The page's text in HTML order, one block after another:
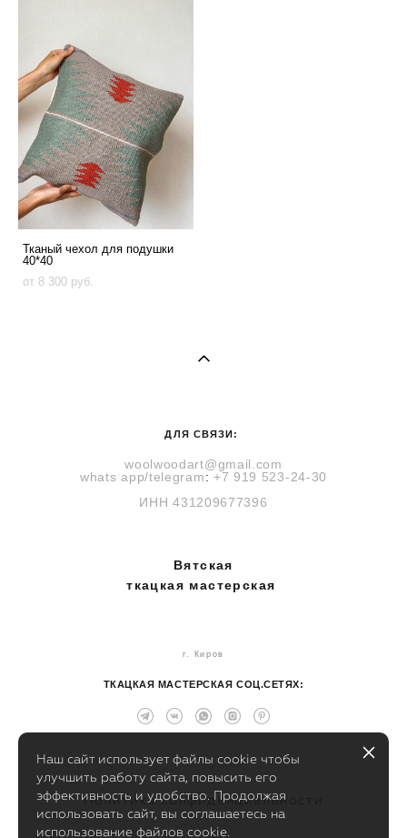
Тканый чехол для подушки
40*40
от 8 300 pуб.
ДЛЯ СВЯЗИ:
woolwoodart@gmail.com
whats app/telegram: +7 919 523-24-30
ИНН 431209677396
Вятская
ткацкая мастерская
г. Киров
ТКАЦКАЯ МАСТЕРСКАЯ СОЦ.СЕТЯХ:
Политика конфиденциальности
Наш сайт использует файлы cookie чтобы
улучшить работу сайта, повысить его
эффективность и удобство. Продолжая
использовать сайт, вы соглашаетесь на
использование файлов cookie.